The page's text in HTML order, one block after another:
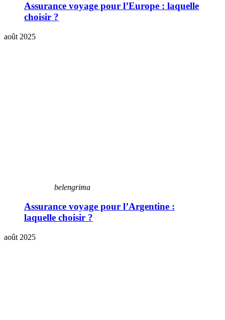
Assurance voyage pour l’Europe : laquelle
choisir ?
août 2025
belengrima
Assurance voyage pour l’Argentine :
laquelle choisir ?
août 2025